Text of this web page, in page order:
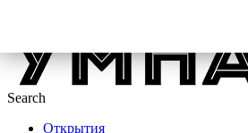
Search
Открытия